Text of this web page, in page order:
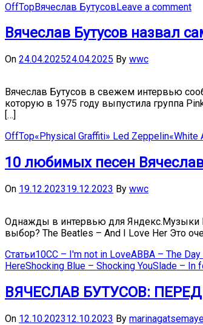
OffTopВячеслав БутусовLeave a comment
Вячеслав Бутусов назвал
On 24.04.202524.04.2025 By wwc
Вячеслав Бутусов в свежем интервью
которую в 1975 году выпустила группа
[…]
OffTop«Physical Graffiti» Led Zeppelin«White
10 любимых песен
On 19.12.202319.12.2023 By wwc
Однажды в интервью для Яндекс.Музыки
выбор? The Beatles – And I Love Her Это
Статьи10СС – I'm not in LoveABBA – The
HereShocking Blue – Shocking YouSlade – In
ВЯЧЕСЛАВ БУТУСОВ:
On 12.10.202312.10.2023 By